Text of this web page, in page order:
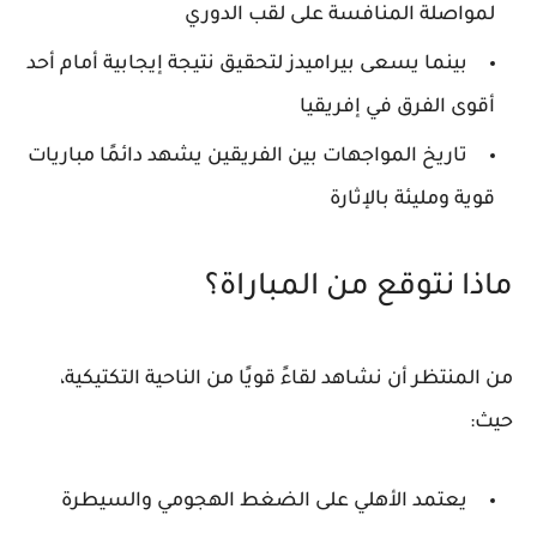
لمواصلة المنافسة على لقب الدوري
بينما يسعى بيراميدزلتحقيق نتيجة إيجابية أمام أحد
أقوى الفرق في إفريقيا
تاريخ المواجهات بين الفريقين يشهد دائمًا مباريات
قوية ومليئة بالإثارة
ماذا نتوقع من المباراة؟
من المنتظر أن نشاهد لقاءً قويًا من الناحية التكتيكية،
حيث:
يعتمد الأهلي على الضغط الهجومي والسيطرة